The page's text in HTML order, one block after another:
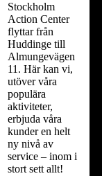
Stockholm
Action Center
flyttar från
Huddinge till
Almungevägen
11. Här kan vi,
utöver våra
populära
aktiviteter,
erbjuda våra
kunder en helt
ny nivå av
service – inom i
stort sett allt!